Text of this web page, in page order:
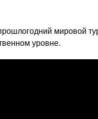
мировой
уровне.